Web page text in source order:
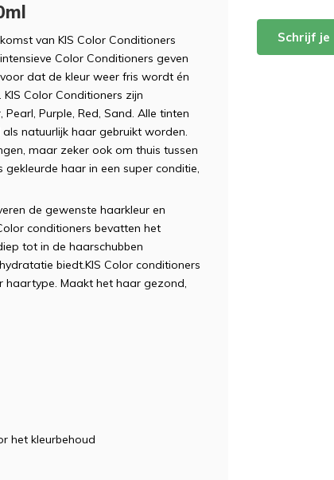
van KIS Color Conditioners
Color Conditioners geven
dat de kleur weer fris wordt én
Color Conditioners zijn
Purple, Red, Sand. Alle tinten
natuurlijk haar gebruikt worden.
maar zeker ook om thuis tussen
haar in een super conditie,
de gewenste haarkleur en
conditioners bevatten het
tot in de haarschubben
biedt.KIS Color conditioners
haartype. Maakt het haar gezond,
het kleurbehoud
Schrijf